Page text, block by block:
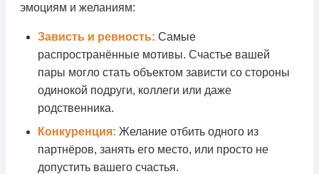
эмоциям и желаниям:
Зависть и ревность: Самые
распространённые мотивы. Счастье вашей
пары могло стать объектом зависти со стороны
одинокой подруги, коллеги или даже
родственника.
Конкуренция: Желание отбить одного из
партнёров, занять его место, или просто не
допустить вашего счастья.